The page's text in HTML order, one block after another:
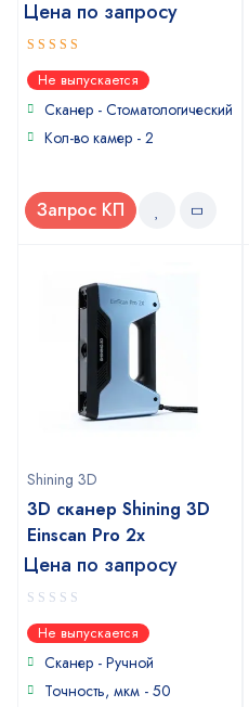
Цена по запросу
5out of 5
Не выпускается
Сканер - Стоматологический
Кол-во камер - 2
Запрос КП
Shining 3D
3D сканер Shining 3D
Einscan Pro 2x
Цена по запросу
0
out
of
Не выпускается
Сканер - Ручной
Точность, мкм - 50